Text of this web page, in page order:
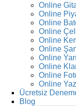
Online
Online
Online
Online
Online
Online
Online
Online
Online
Online
Ücretsiz
Blog